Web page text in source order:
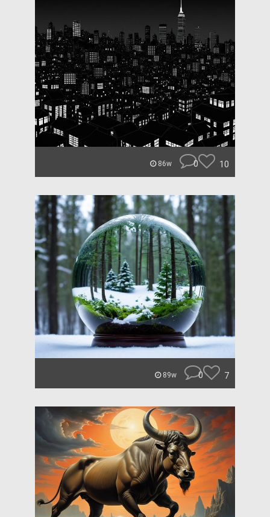
86w 0 10
89w 0 7